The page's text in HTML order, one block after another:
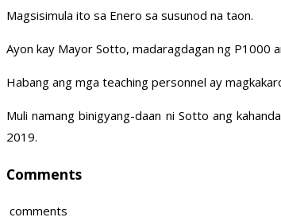
Magsisimula ito sa Enero sa susunod na taon.
Ayon kay Mayor Sotto, madaragdagan ng P1000
Habang ang mga teaching personnel ay
Muli namang binigyang-daan ni Sotto ang
2019.
Comments
comments